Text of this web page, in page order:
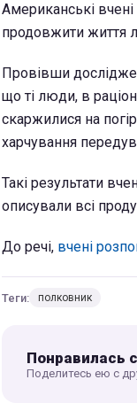
Американські
продовжити життя
Провівши
що ті люди, в
скаржилися на
харчування
Такі результати
описували всі
До речі, вчені
Теги: полковник
Понравилась
Поделитесь ею с